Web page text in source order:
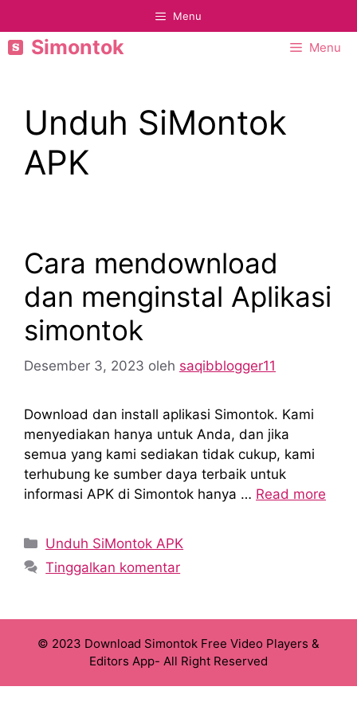
ke
isi
Menu
Simontok Menu
Unduh SiMontok
APK
Cara mendownload
dan menginstal Aplikasi
simontok
Desember 3, 2023 oleh saqibblogger11
Download dan install aplikasi Simontok. Kami
menyediakan hanya untuk Anda, dan jika
semua yang kami sediakan tidak cukup, kami
terhubung ke sumber daya terbaik untuk
informasi APK di Simontok hanya … Read more
Kategori
Unduh SiMontok APK
Tinggalkan komentar
© 2023 Download Simontok Free Video Players &
Editors App- All Right Reserved